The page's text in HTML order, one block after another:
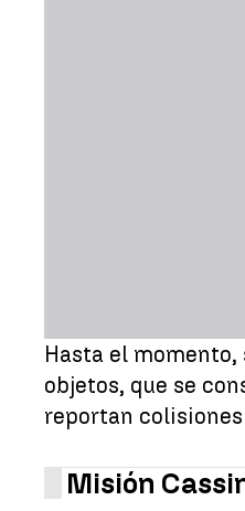
Hasta el
objetos, que se
reportan colisiones
Misión